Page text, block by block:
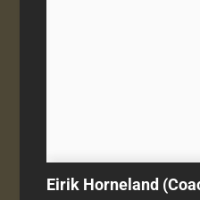
Eirik Horneland